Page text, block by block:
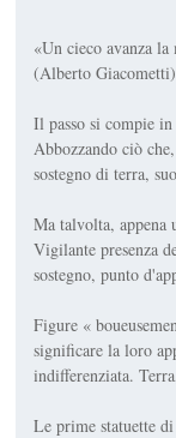
«Un cieco avanza
(Alberto
Il passo si compie
Abbozzando ciò
sostegno di terra,
Ma talvolta, appena
Vigilante presenza
sostegno, punto
Figure «
significare la loro
indifferenziata.
Le prime statuette